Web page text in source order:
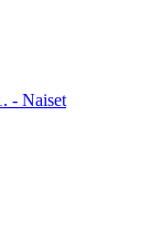
- Naiset